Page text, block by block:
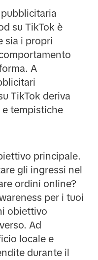
su TikTok è
sia i propri
A
TikTok deriva
tempistiche
principale.
gli ingressi nel
ordini online?
per i tuoi
obiettivo
Ad
locale e
durante il